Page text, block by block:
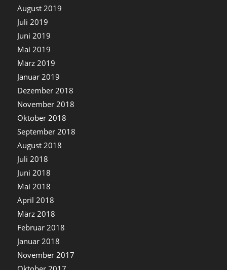
August 2019
Juli 2019
Juni 2019
Mai 2019
März 2019
Januar 2019
Dezember 2018
November 2018
Oktober 2018
September 2018
August 2018
Juli 2018
Juni 2018
Mai 2018
April 2018
März 2018
Februar 2018
Januar 2018
November 2017